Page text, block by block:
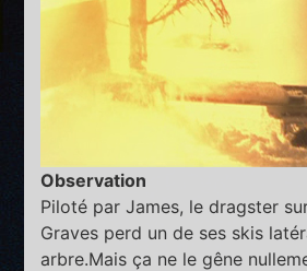
Observation
Piloté par James, le dragster
Graves perd un de ses skis
arbre.Mais ça ne le gêne